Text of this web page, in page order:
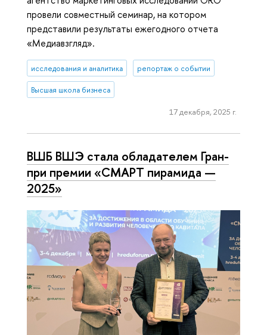
провели совместный семинар, на котором
представили результаты ежегодного отчета
«Медиавзгляд».
исследования и аналитика репортаж о событии
Высшая школа бизнеса
17 декабря, 2025 г.
ВШБ ВШЭ стала обладателем Гран-
при премии «СМАРТ пирамида —
2025»